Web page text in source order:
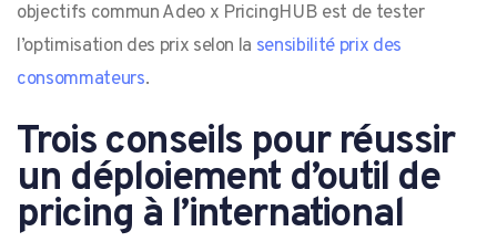
objectifs commun Adeo x PricingHUB est de tester
l’optimisation des prix selon la sensibilité prix des
consommateurs.
Trois conseils pour réussir
un déploiement d’outil de
pricing à l’international